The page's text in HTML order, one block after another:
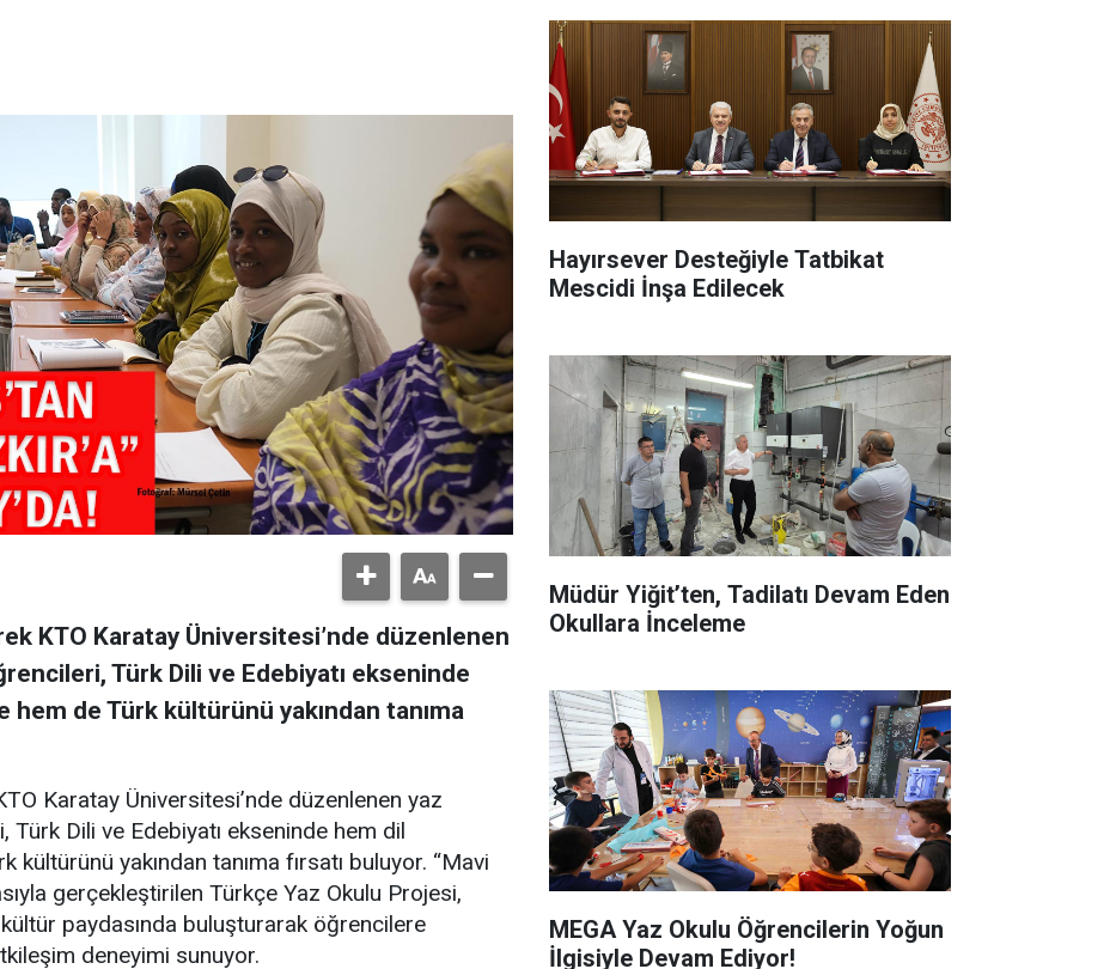
KTO Karatay Üniversitesi’nde düzenlenen
Türk Dili ve Edebiyatı ekseninde
de Türk kültürünü yakından tanıma
Karatay Üniversitesi’nde düzenlenen yaz
Türk Dili ve Edebiyatı ekseninde hem dil
yakından tanıma fırsatı buluyor. “Mavi
gerçekleştirilen Türkçe Yaz Okulu Projesi,
paydasında buluşturarak öğrencilere
deneyimi sunuyor.
Hayırsever Desteğiyle Tatbikat
Mescidi İnşa Edilecek
Müdür Yiğit’ten, Tadilatı Devam Eden
Okullara İnceleme
MEGA Yaz Okulu Öğrencilerin Yoğun
İlgisiyle Devam Ediyor!